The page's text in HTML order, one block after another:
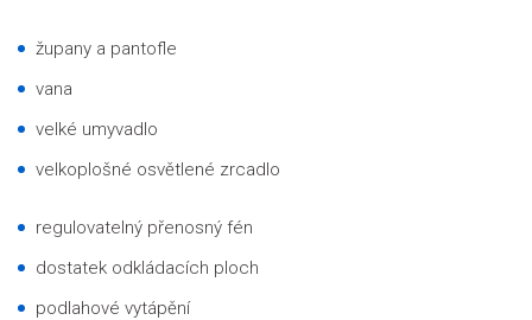
župany a pantofle
vana
velké umyvadlo
velkoplošné osvětlené zrcadlo
regulovatelný přenosný fén
dostatek odkládacích ploch
podlahové vytápění